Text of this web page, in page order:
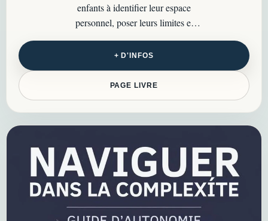
enfants à identifier leur espace
personnel, poser leurs limites et
comprendre qu’ils ont le droit de se
faire respecter…
+ D'INFOS
PAGE LIVRE